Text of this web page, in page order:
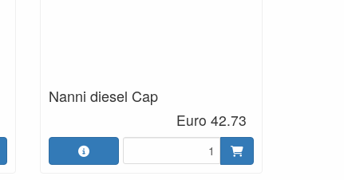
Nanni diesel Cap
Euro 42.73